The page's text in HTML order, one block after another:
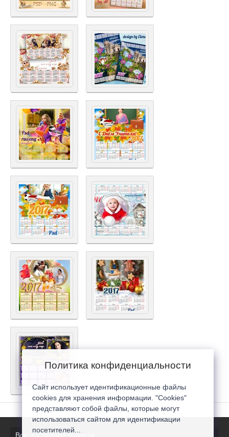
Все последние новости
Политика конфиденциальности
Сайт использует идентификационные файлы
cookies для хранения информации. "Cookies"
представляют собой файлы, которые могут
использоваться сайтом для идентификации
посетителей...